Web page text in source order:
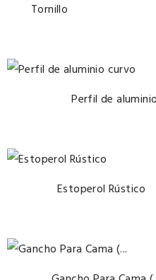
Tornillo
Perfil de
Estoperol Rústico